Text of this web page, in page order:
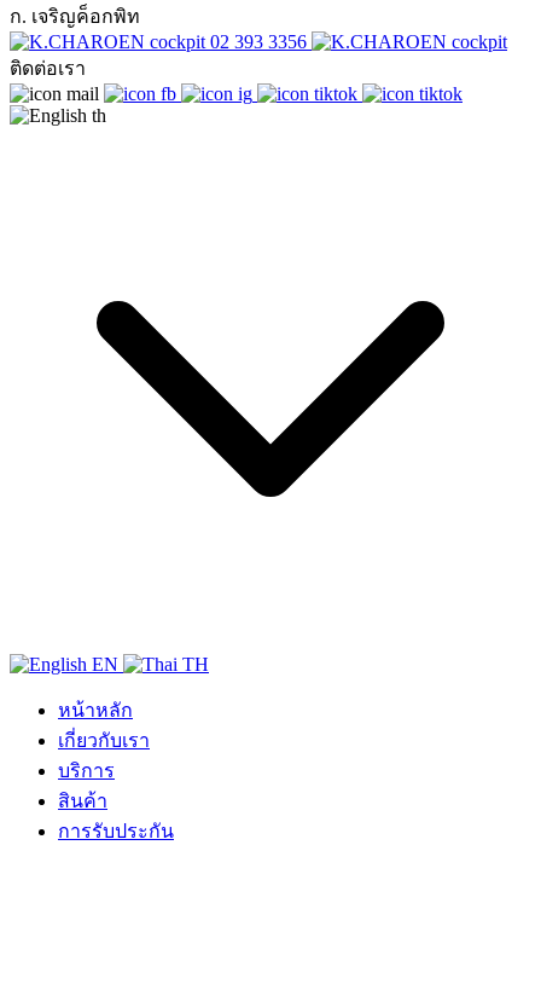
ก. เจริญค็อกพิท
02 393 3356
ติดต่อเรา
th
EN TH
หน้าหลัก
เกี่ยวกับเรา
บริการ
สินค้า
การรับประกัน